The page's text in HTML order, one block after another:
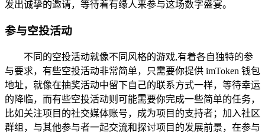
发出诚挚的邀请，等待着有缘人来参与这场数字盛宴。
参与空投活动
不同的空投活动就像不同风格的游戏,有着各自独特的参
与要求，有些空投活动非常简单，只需要你提供 imToken 钱包
地址，就像在抽奖活动中留下自己的联系方式一样，等待幸运
的降临，而有些空投活动则可能需要你完成一些简单的任务，
比如关注项目的社交媒体账号，成为项目的支持者；加入社区
群组，与其他参与者一起交流和探讨项目的发展前景，在参与